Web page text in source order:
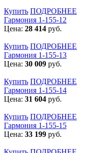
Купить ПОДРОБНЕЕ
Гармония 1-155-12
Цена: 28 414 руб.
Купить ПОДРОБНЕЕ
Гармония 1-155-13
Цена: 30 009 руб.
Купить ПОДРОБНЕЕ
Гармония 1-155-14
Цена: 31 604 руб.
Купить ПОДРОБНЕЕ
Гармония 1-155-15
Цена: 33 199 руб.